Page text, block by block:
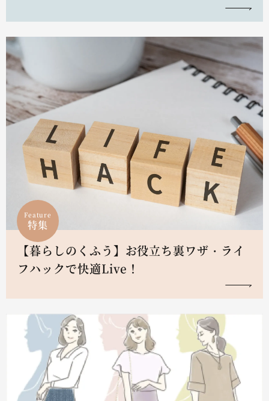
Feature
特集
【暮らしのくふう】お役立ち裏ワザ・ライ
フハックで快適Live！